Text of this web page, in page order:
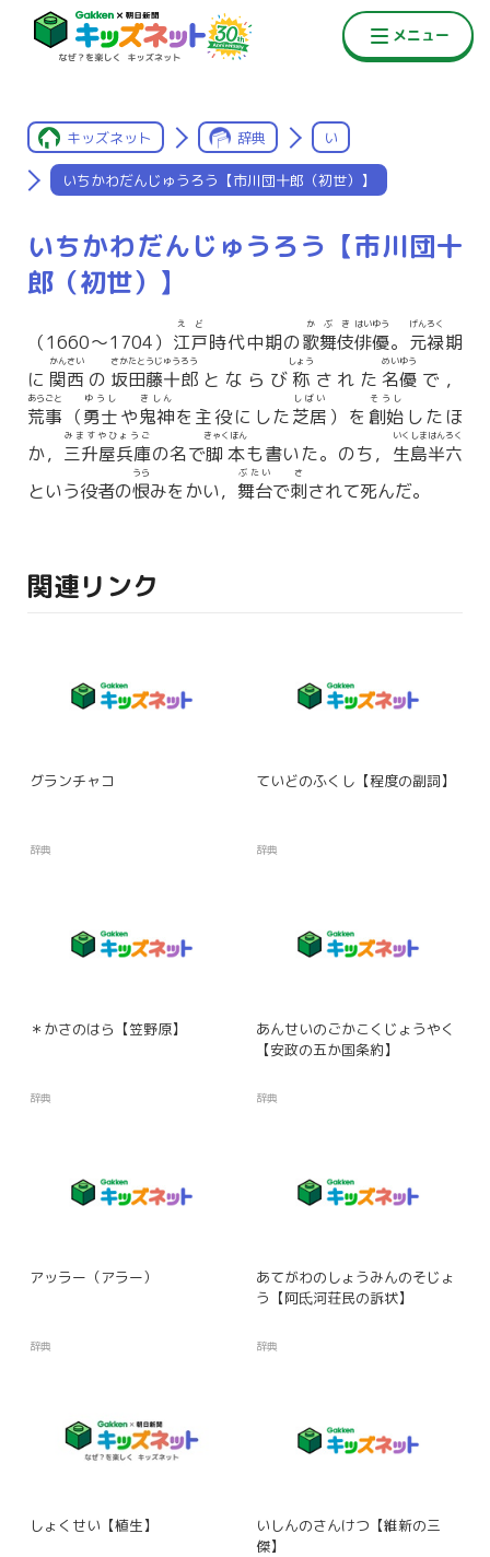
キッズネット 辞典 い
いちかわだんじゅうろう【市川団十郎（初世）】
いちかわだんじゅうろう【市川団十
郎（初世）】
（1660〜1704） 江戸
えど
時代中期の歌舞伎
かぶき
俳優
はいゆう
。 元禄
げんろく
期
に 関西
かんさい
の 坂田藤十郎
さかたとうじゅうろう
とならび 称
しょう
された 名優
めいゆう
で，
荒事
あらごと
（勇士
ゆうし
や鬼神
きしん
を主役にした芝居
しばい
）を 創始
そうし
したほ
か， 三升屋兵庫
みますやひょうご
の名で脚本
きゃくほん
も書いた。のち， 生島半六
いくしまはんろく
という役者の恨
うら
みをかい， 舞台
ぶたい
で刺
さ
されて死んだ。
関連リンク
グランチャコ
辞典
ていどのふくし【程度の副詞】
辞典
＊かさのはら【笠野原】
辞典
あんせいのごかこくじょうやく
【安政の五か国条約】
辞典
アッラー（アラー）
辞典
あてがわのしょうみんのそじょ
う【阿氐河荘民の訴状】
辞典
しょくせい【植生】
いしんのさんけつ【維新の三
傑】